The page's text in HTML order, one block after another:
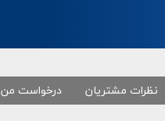
نظرات مشتریان درخواست من